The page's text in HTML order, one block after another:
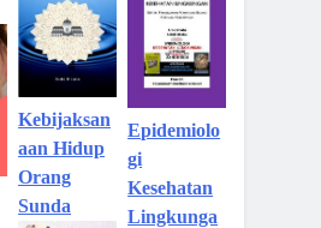
Kebijaksan
aan Hidup
Orang
Sunda
Epidemiolo
gi
Kesehatan
Lingkunga